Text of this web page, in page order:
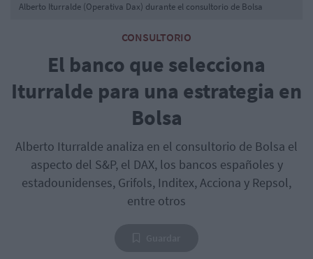
CONSULTORIO
El banco que selecciona
Iturralde para una estrategia en
Bolsa
Alberto Iturralde analiza en el consultorio de Bolsa el
aspecto del S&P, el DAX, los bancos españoles y
estadounidenses, Grifols, Inditex, Acciona y Repsol,
entre otros
Alberto Iturralde (Operativa Dax) durante el consultorio de Bolsa